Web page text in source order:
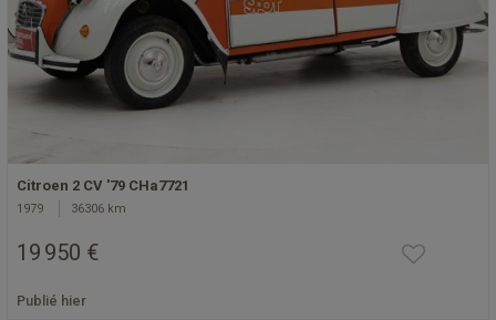
Citroen 2 CV '79 CHa7721
1979 36306 km
19 950 €
Publié hier